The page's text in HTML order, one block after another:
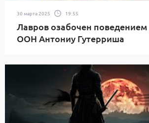
30 марта 2025 19:55
Лавров озабочен поведением
ООН Антониу Гутерриша